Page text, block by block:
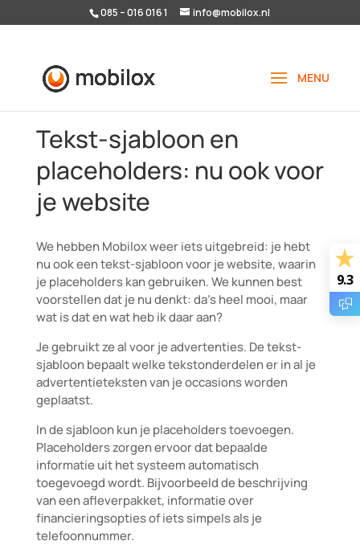
085 – 016 016 1 info@mobilox.nl
Tekst-sjabloon en
placeholders: nu ook voor
je website
We hebben Mobilox weer iets uitgebreid: je hebt
nu ook een tekst-sjabloon voor je website, waarin
je placeholders kan gebruiken. We kunnen best
voorstellen dat je nu denkt: da’s heel mooi, maar
wat is dat en wat heb ik daar aan?
Je gebruikt ze al voor je advertenties. De tekst-
sjabloon bepaalt welke tekstonderdelen er in al je
advertentieteksten van je occasions worden
geplaatst.
In de sjabloon kun je placeholders toevoegen.
Placeholders zorgen ervoor dat bepaalde
informatie uit het systeem automatisch
toegevoegd wordt. Bijvoorbeeld de beschrijving
van een afleverpakket, informatie over
financieringsopties of iets simpels als je
telefoonnummer.
9.3